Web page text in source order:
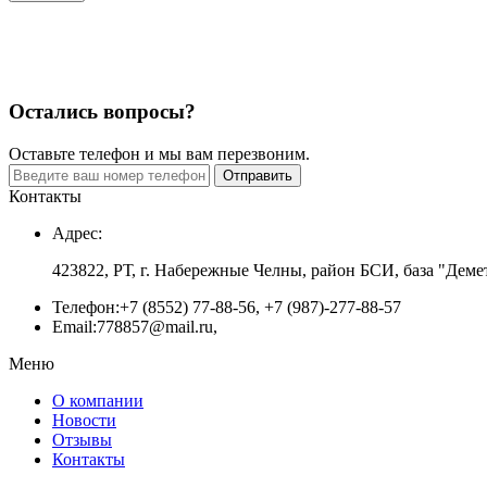
Остались вопросы?
Оставьте телефон и мы вам перезвоним.
Отправить
Контакты
Адрес:
423822, РТ, г. Набережные Челны, район БСИ, база
Телефон:+7 (8552) 77-88-56, +7 (987)-277-88-57
Email:778857@mail.ru,
Меню
О компании
Новости
Отзывы
Контакты